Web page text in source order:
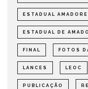
ESTADUAL
ESTADUAL DE
FINAL FOTOS
LANCES LEOC
PUBLICAÇÃO